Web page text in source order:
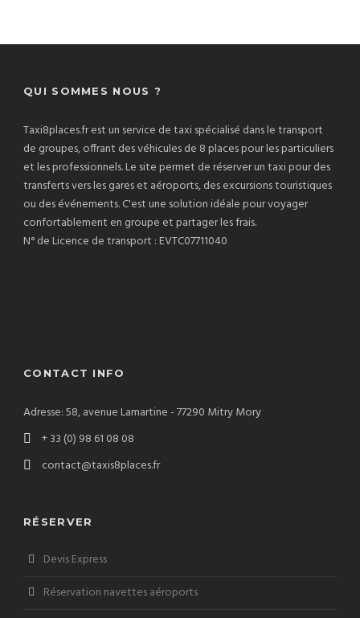
QUI SOMMES NOUS ?
Taxi8places.fr est un service de taxi spécialisé dans le transport
de groupes, offrant des véhicules de 8 places pour les particuliers
et les professionnels. Le site permet de réserver un taxi pour des
transferts vers les gares et aéroports, des excursions touristiques
ou des événements. C'est une solution idéale pour voyager
confortablement en groupe et partager les frais.
N° de Licence de transport : EVTC07711040
CONTACT INFO
Adresse: 58, avenue Lamartine - 77290 Mitry Mory
+ 33 (0) 98 61 08 08
contact@taxis8places.fr
RÉSERVER
Devis Express
Réservation navettes aéroports